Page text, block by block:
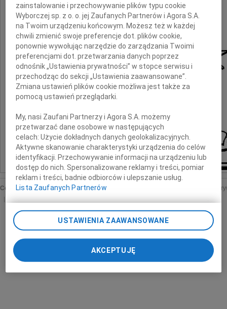
Copyright © Wyborcza sp. z o.o. O nas
Polityka
Ustawienia prywatności
zainstalowanie i przechowywanie plików typu cookie
Wyborczej sp. z o. o. jej Zaufanych Partnerów i Agora S.A.
na Twoim urządzeniu końcowym. Możesz też w każdej
chwili zmienić swoje preferencje dot. plików cookie,
ponownie wywołując narzędzie do zarządzania Twoimi
preferencjami dot. przetwarzania danych poprzez
odnośnik „Ustawienia prywatności” w stopce serwisu i
przechodząc do sekcji „Ustawienia zaawansowane”.
Zmiana ustawień plików cookie możliwa jest także za
pomocą ustawień przeglądarki.
My, nasi Zaufani Partnerzy i Agora S.A. możemy
przetwarzać dane osobowe w następujących
celach:Użycie dokładnych danych geolokalizacyjnych.
Aktywne skanowanie charakterystyki urządzenia do celów
identyfikacji. Przechowywanie informacji na urządzeniu lub
dostęp do nich. Spersonalizowane reklamy i treści, pomiar
reklam i treści, badnie odbiorców i ulepszanie usług.
Lista Zaufanych Partnerów
USTAWIENIA ZAAWANSOWANE
AKCEPTUJĘ